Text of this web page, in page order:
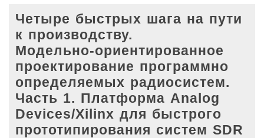
Четыре быстрых шага на пути
к производству.
Модельно-ориентированное
проектирование программно
определяемых радиосистем.
Часть 1. Платформа Analog
Devices/Xilinx для быстрого
прототипирования систем SDR